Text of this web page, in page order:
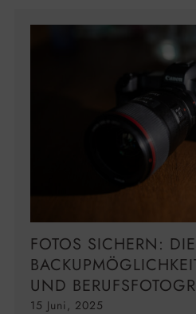
FOTOS SICHERN:
UND
15 Juni, 2025